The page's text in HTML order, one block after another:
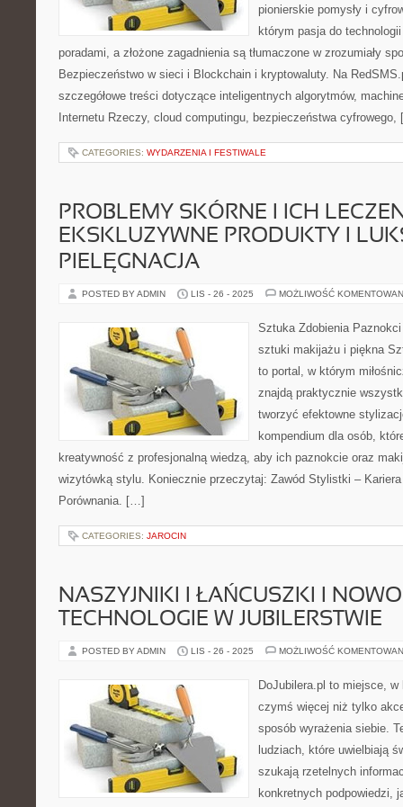
pionierskie pomysły i
którym pasja do
poradami, a złożone zagadnienia są tłumaczone w zrozumiały
Bezpieczeństwo w sieci i Blockchain i kryptowaluty. Na
szczegółowe treści dotyczące inteligentnych algorytmów,
Internetu Rzeczy, cloud computingu, bezpieczeństwa
CATEGORIES: WYDARZENIA I FESTIWALE
PROBLEMY SKÓRNE I ICH
EKSKLUZYWNE PRODUKTY I
PIELĘGNACJA
POSTED BY ADMIN LIS - 26 - 2025 MOŻLIWOŚĆ
Sztuka Zdobienia
sztuki makijażu i piękna
to portal, w którym
znajdą praktycznie
tworzyć efektowne
kompendium dla osób,
kreatywność z profesjonalną wiedzą, aby ich paznokcie oraz
wizytówką stylu. Koniecznie przeczytaj: Zawód Stylistki –
Porównania. […]
CATEGORIES: JAROCIN
NASZYJNIKI I ŁAŃCUSZKI I
TECHNOLOGIE W JUBILERSTWIE
POSTED BY ADMIN LIS - 26 - 2025 MOŻLIWOŚĆ
DoJubilera.pl to miejsce,
czymś więcej niż tylko
sposób wyrażenia siebie.
ludziach, które uwielbiają
szukają rzetelnych
konkretnych podpowiedzi,